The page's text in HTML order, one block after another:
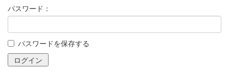
パスワード：
パスワードを保存する